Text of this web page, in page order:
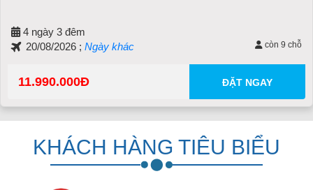
4 ngày 3 đêm
20/08/2026 ; Ngày khác còn 9 chỗ
11.990.000 ĐẶT NGAY
KHÁCH HÀNG TIÊU BIỂU